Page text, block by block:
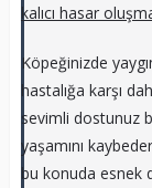
kalıcı hasar
Köpeğinizde
hastalığa karşı
sevimli dostunuz
yaşamını
bu konuda esnek